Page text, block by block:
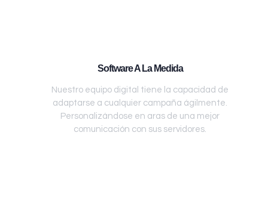
Software A La Medida
Nuestro equipo digital tiene la capacidad de
adaptarse a cualquier campaña ágilmente.
Personalizándose en aras de una mejor
comunicación con sus servidores.